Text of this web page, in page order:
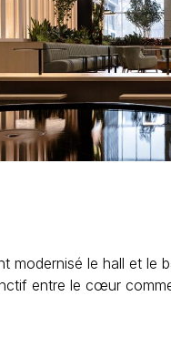
modernisé le hall et le
entre le cœur